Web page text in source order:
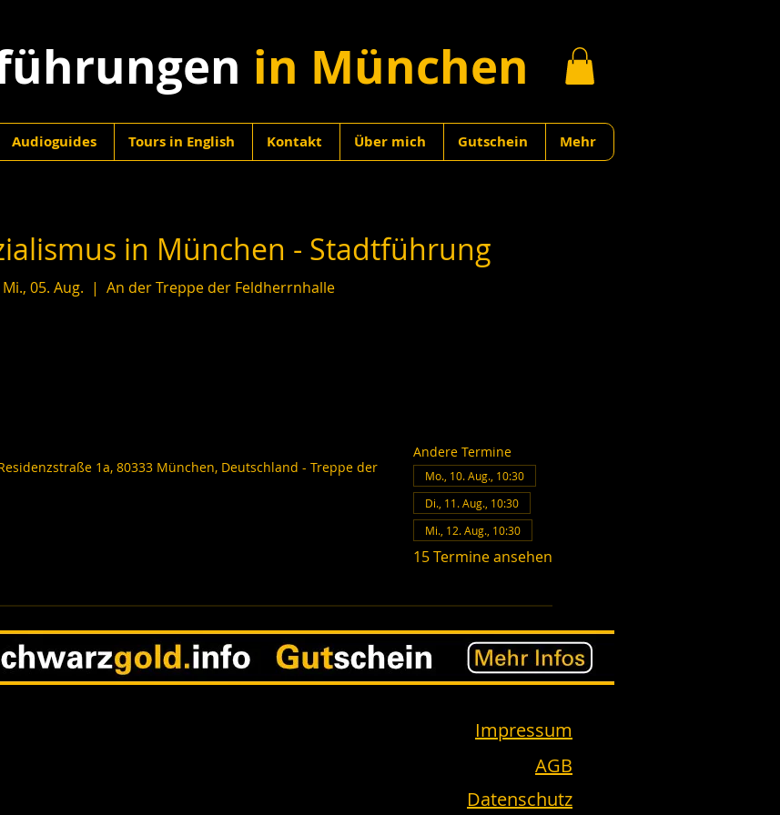
in München
Audioguides Tours in English Kontakt Über mich Gutschein Mehr
in München - Stadtführung
Mi., 05. Aug.
  |
An der Treppe der Feldherrnhalle
1a, 80333 München, Deutschland - Treppe der
Andere Termine
Mo., 10. Aug., 10:30
Di., 11. Aug., 10:30
Mi., 12. Aug., 10:30
15 Termine ansehen
Impressum
AGB
Datenschutz